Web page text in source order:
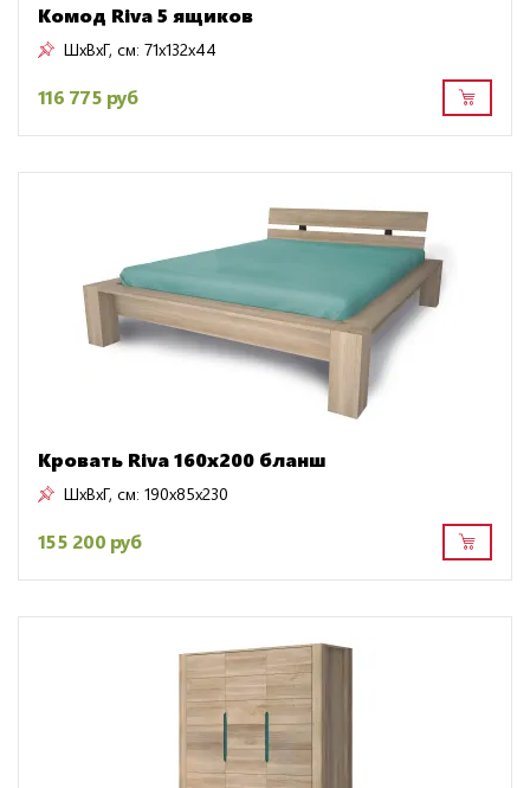
Комод Riva 5 ящиков
ШxВxГ, см: 71x132x44
116 775 руб
Кровать Riva 160x200 бланш
ШxВxГ, см: 190x85x230
155 200 руб